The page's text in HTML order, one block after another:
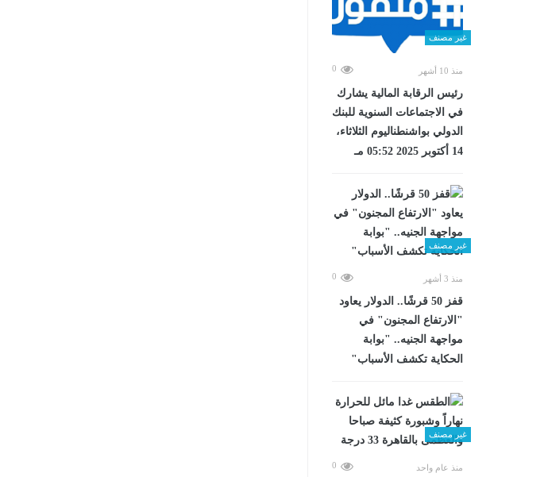
غير مصنف
منذ 10 أشهر 0
رئيس الرقابة المالية يشارك
في الاجتماعات السنوية للبنك
الدولي بواشنطناليوم الثلاثاء،
14 أكتوبر 2025 05:52 مـ
غير مصنف
منذ 3 أشهر 0
قفز 50 قرشًا.. الدولار يعاود
"الارتفاع المجنون" في
مواجهة الجنيه.. "بوابة
الحكاية تكشف الأسباب"
غير مصنف
منذ عام واحد 0